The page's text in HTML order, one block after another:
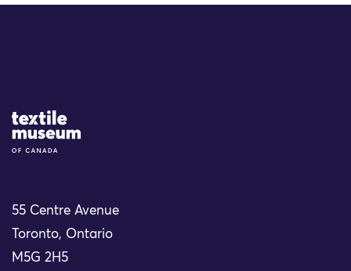
Site Logo
55 Centre Avenue
Toronto, Ontario
M5G 2H5